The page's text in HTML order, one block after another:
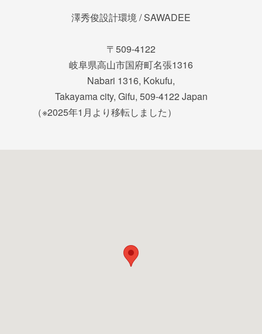
澤秀俊設計環境 / SAWADEE
〒509-4122
岐阜県高山市国府町名張1316
Nabari 1316, Kokufu,
Takayama city, Gifu, 509-4122 Japan
（※2025年1月より移転しました）